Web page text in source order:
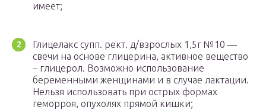
имеет;
Глицелакс супп. рект. д/взрослых 1,5г №10 —
свечи на основе глицерина, активное вещество
– глицерол. Возможно использование
беременными женщинами и в случае лактации.
Нельзя использовать при острых формах
геморроя, опухолях прямой кишки;